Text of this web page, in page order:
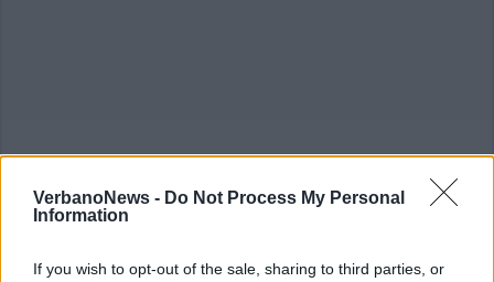
VerbanoNews - Do Not Process My Personal
Information
If you wish to opt-out of the sale, sharing to third parties, or
ALTRE NOTIZIE DI ARONA